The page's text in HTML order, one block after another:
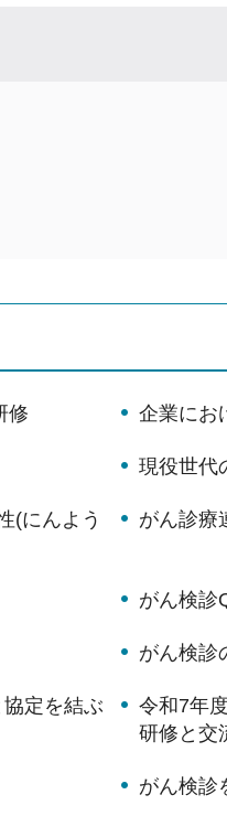
修 企業にお
現役世代
(にんよう
がん診療
がん検診
がん検診
定を結ぶ
令和7年
研修と交
がん検診